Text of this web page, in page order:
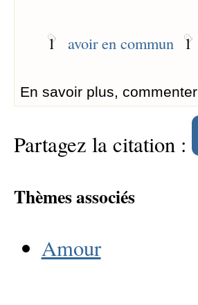
1 avoir en commun 1
En savoir plus, commenter
Partagez la citation :
Thèmes associés
Amour